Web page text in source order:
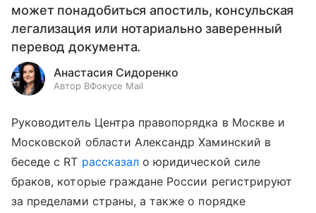
может понадобиться апостиль, консульская
легализация или нотариально заверенный
перевод документа.
Анастасия Сидоренко
Автор ВФокусе Mail
Руководитель Центра правопорядка в Москве и
Московской области Александр Хаминский в
беседе с RT рассказало юридической силе
браков, которые граждане России регистрируют
за пределами страны, а также о порядке